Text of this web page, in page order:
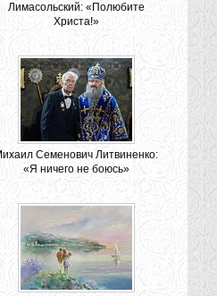
Лимасольский: «Полюбите
Христа!»
Семенович Литвиненко:
«Я ничего не боюсь»